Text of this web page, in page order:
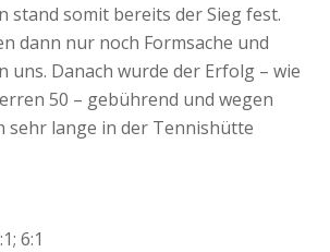
stand somit bereits der Sieg fest.
dann nur noch Formsache und
uns. Danach wurde der Erfolg – wie
50 – gebührend und wegen
sehr lange in der Tennishütte
6:1